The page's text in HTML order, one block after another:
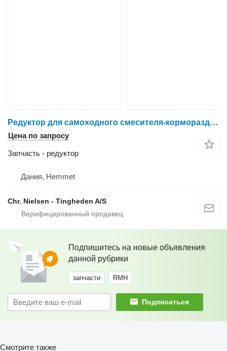
Редуктор для самоходного смесителя-кормораздатчика RMH Mixell 35
Цена по запросу
Запчасть - редуктор
Дания, Hemmet
Chr. Nielsen - Tingheden A/S
Подпишитесь на новые объявления
данной рубрики
запчасти RMH
Подписаться
Смотрите также